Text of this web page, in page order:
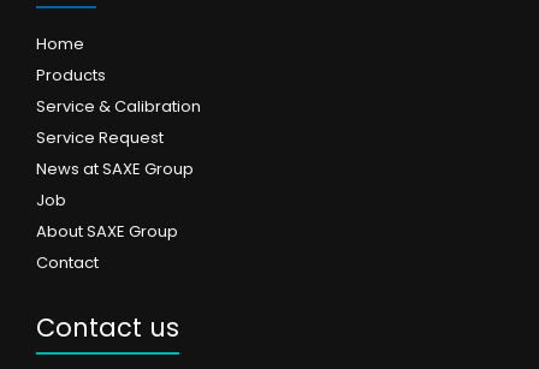
Home
Products
Service & Calibration
Service Request
News at SAXE Group
Job
About SAXE Group
Contact
Contact us